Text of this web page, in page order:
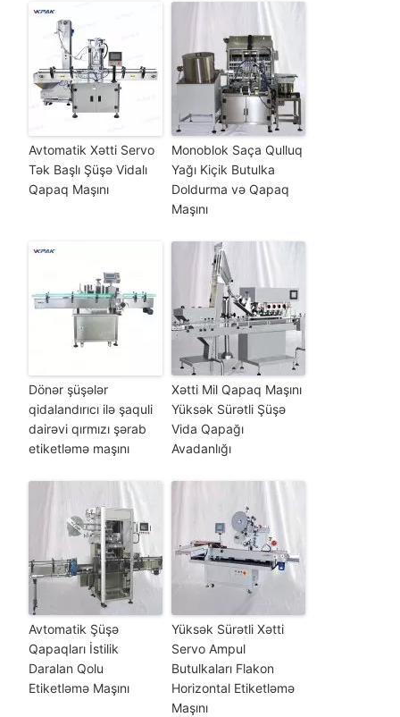
Avtomatik Xətti Servo
Tək Başlı Şüşə Vidalı
Qapaq Maşını
Monoblok Saça Qulluq
Yağı Kiçik Butulka
Doldurma və Qapaq
Maşını
Dönər şüşələr
qidalandırıcı ilə şaquli
dairəvi qırmızı şərab
etiketləmə maşını
Xətti Mil Qapaq Maşını
Yüksək Sürətli Şüşə
Vida Qapağı
Avadanlığı
Avtomatik Şüşə
Qapaqları İstilik
Daralan Qolu
Etiketləmə Maşını
Yüksək Sürətli Xətti
Servo Ampul
Butulkaları Flakon
Horizontal Etiketləmə
Maşını